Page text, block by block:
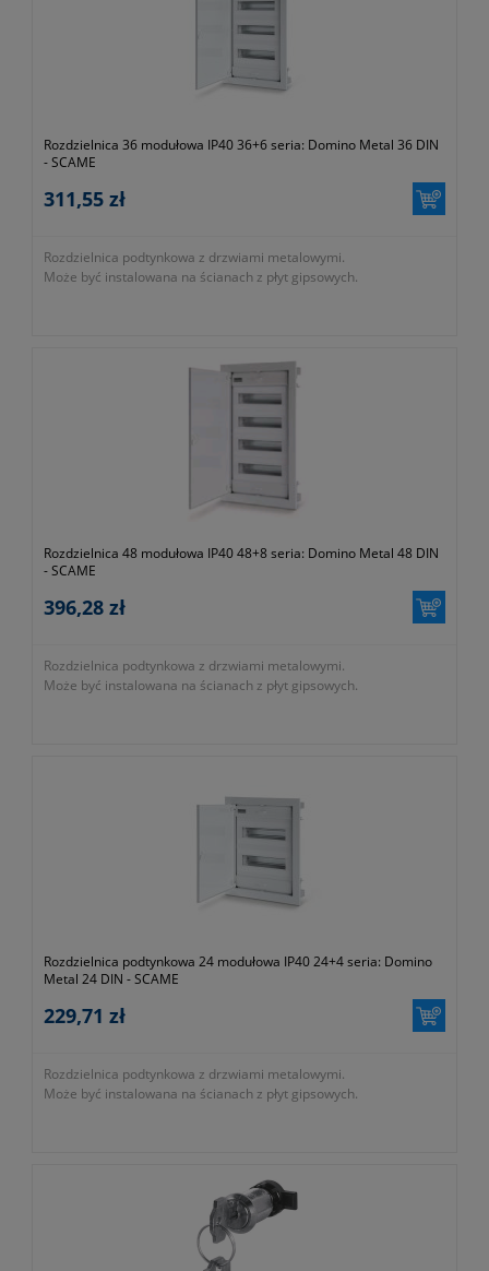
Rozdzielnica 36 modułowa IP40 36+6 seria: Domino Metal 36 DIN
- SCAME
311,55 zł
Rozdzielnica podtynkowa z drzwiami metalowymi.
Może być instalowana na ścianach z płyt gipsowych.
Rozdzielnica 48 modułowa IP40 48+8 seria: Domino Metal 48 DIN
- SCAME
396,28 zł
Rozdzielnica podtynkowa z drzwiami metalowymi.
Może być instalowana na ścianach z płyt gipsowych.
Rozdzielnica podtynkowa 24 modułowa IP40 24+4 seria: Domino
Metal 24 DIN - SCAME
229,71 zł
Rozdzielnica podtynkowa z drzwiami metalowymi.
Może być instalowana na ścianach z płyt gipsowych.